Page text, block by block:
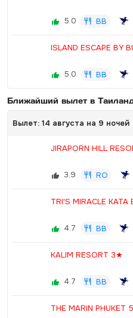
5.0 BB
ISLAND ESCAPE BY
5.0 BB
Ближайший вылет в
Вылет: 14 августа на 9 ночей
JIRAPORN HILL
3.9 RO
TRI'S MIRACLE KATA
4.7 BB
KALIM RESORT 3★
4.7 BB
THE MARIN PHUKET